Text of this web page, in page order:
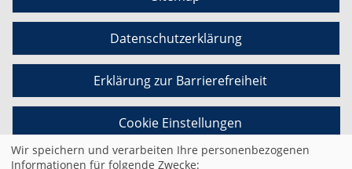
Datenschutzerklärung
Erklärung zur Barrierefreiheit
Cookie Einstellungen
Wir speichern und verarbeiten Ihre personenbezogenen
Informationen für folgende Zwecke: